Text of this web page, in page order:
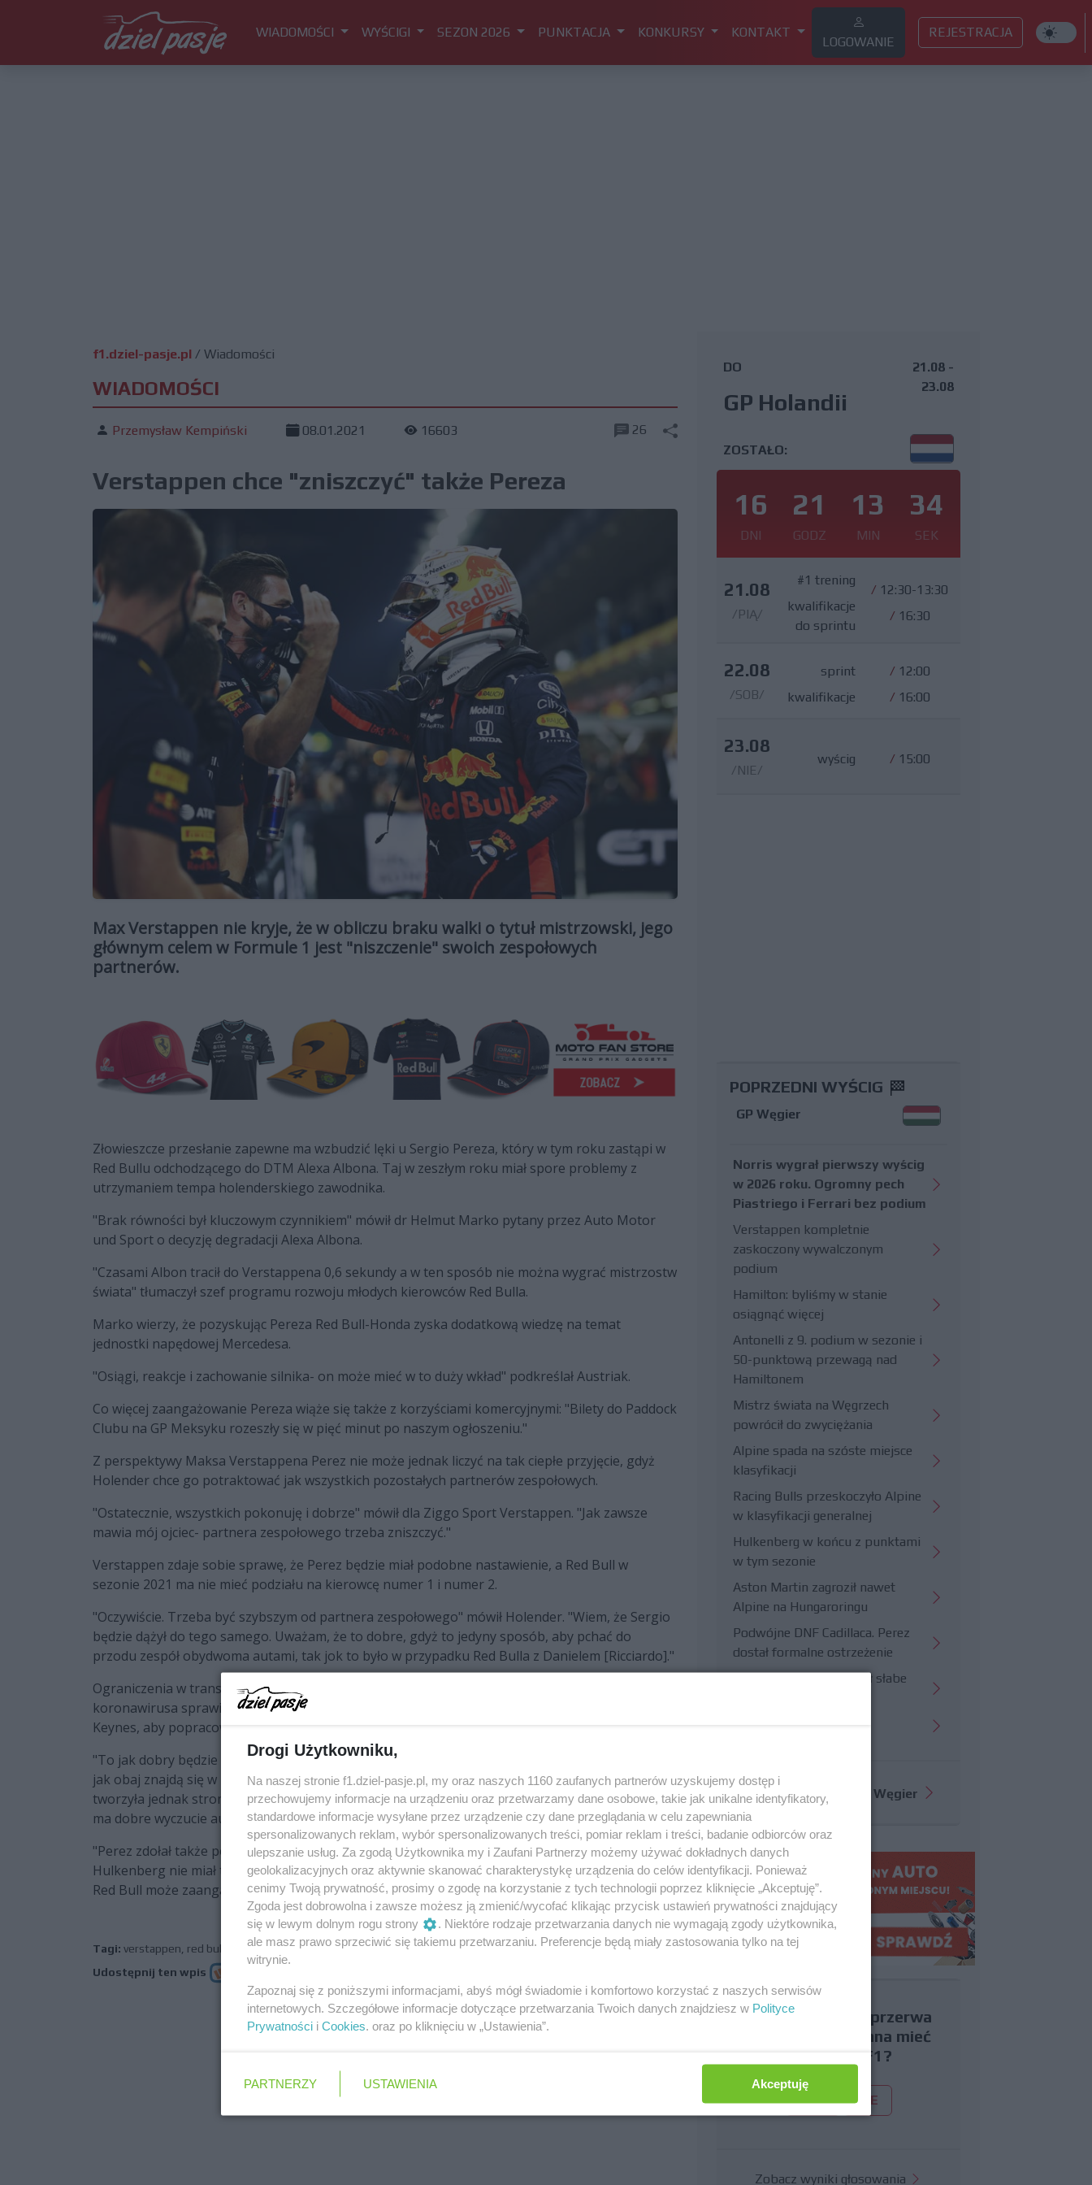
WIADOMOŚCI WYŚCIGI SEZON 2026 PUNKTACJA KONKURSY KONTAKT
LOGOWANIE
REJESTRACJA
f1.dziel-pasje.pl / Wiadomości
WIADOMOŚCI
Przemysław Kempiński 08.01.2021 16603 26
Verstappen chce "zniszczyć" także Pereza
Max Verstappen nie kryje, że w obliczu braku walki o tytuł mistrzowski, jego
głównym celem w Formule 1 jest "niszczenie" swoich zespołowych
partnerów.
Złowieszcze przesłanie zapewne ma wzbudzić lęki u Sergio Pereza, który w tym roku zastąpi w
Red Bullu odchodzącego do DTM Alexa Albona. Taj w zeszłym roku miał spore problemy z
utrzymaniem tempa holenderskiego zawodnika.
"Brak równości był kluczowym czynnikiem" mówił dr Helmut Marko pytany przez Auto Motor
und Sport o decyzję degradacji Alexa Albona.
"Czasami Albon tracił do Verstappena 0,6 sekundy a w ten sposób nie można wygrać mistrzostw
świata" tłumaczył szef programu rozwoju młodych kierowców Red Bulla.
Marko wierzy, że pozyskując Pereza Red Bull-Honda zyska dodatkową wiedzę na temat
jednostki napędowej Mercedesa.
"Osiągi, reakcje i zachowanie silnika- on może mieć w to duży wkład" podkreślał Austriak.
Co więcej zaangażowanie Pereza wiąże się także z korzyściami komercyjnymi: "Bilety do Paddock
Clubu na GP Meksyku rozeszły się w pięć minut po naszym ogłoszeniu."
Z perspektywy Maksa Verstappena Perez nie może jednak liczyć na tak ciepłe przyjęcie, gdyż
Holender chce go potraktować jak wszystkich pozostałych partnerów zespołowych.
"Ostatecznie, wszystkich pokonuję i dobrze" mówił dla Ziggo Sport Verstappen. "Jak zawsze
mawia mój ojciec- partnera zespołowego trzeba zniszczyć."
Verstappen zdaje sobie sprawę, że Perez będzie miał podobne nastawienie, a Red Bull w
sezonie 2021 ma nie mieć podziału na kierowcę numer 1 i numer 2.
"Oczywiście. Trzeba być szybszym od partnera zespołowego" mówił Holender. "Wiem, że Sergio
będzie dążył do tego samego. Uważam, że to dobre, gdyż to jedyny sposób, aby pchać do
przodu zespół obydwoma autami, tak jok to było w przypadku Red Bulla z Danielem [Ricciardo]."
Ograniczenia w transporcie do Wielkiej Brytanii spowodowane przez kolejne uderzenie
koronawirusa sprawiły, że Perez uziemiony jest w Meksyku i nie może udać się do Milton
Keynes, aby popracować na symulatorze Red Bulla.
"To jak dobry będzie nasz duet kierowców w porównaniu do Hamiltona i Bottasa dowiemy się
jak obaj znajdą się w bolidzie" przekonywał Marko. "Krzywa Pereza w drugiej części roku
tworzyła jednak stromy trend wzrostowy. On zawsze potrafi znaleźć dla siebie dobrą pozycję i
ma dobre wyczucie auta podczas wyścigu."
"Perez zdołał także potwierdzić swoją formę na przestrzeni sezonu, podczas gdy Nico
Hulkenberg nie miał takiej możliwości" dodawał odnosząc się do spekulacji, które sugerowały, że
Red Bull może zaangażować Niemca.
Tagi: verstappen red bull perez, 2021
Udostępnij ten wpis
poprzedninastępny
DO
GP Holandii
21.08 -
23.08
ZOSTAŁO:
16
DNI
21
GODZ
13
MIN
33
SEK
21.08
/PIĄ/
#1 trening
kwalifikacje
do sprintu
/ 12:30-13:30
/ 16:30
22.08
/SOB/
sprint
kwalifikacje
/ 12:00
/ 16:00
23.08
/NIE/
wyścig / 15:00
POPRZEDNI WYŚCIG
GP Węgier
Norris wygrał pierwszy wyścig
w 2026 roku. Ogromny pech
Piastriego i Ferrari bez podium
Verstappen kompletnie
zaskoczony wywalczonym
podium
Hamilton: byliśmy w stanie
osiągnąć więcej
Antonelli z 9. podium w sezonie i
50-punktową przewagą nad
Hamiltonem
Mistrz świata na Węgrzech
powrócił do zwyciężania
Alpine spada na szóste miejsce
klasyfikacji
Racing Bulls przeskoczyło Alpine
w klasyfikacji generalnej
Hulkenberg w końcu z punktami
w tym sezonie
Aston Martin zagroził nawet
Alpine na Hungaroringu
Podwójne DNF Cadillaca. Perez
dostał formalne ostrzeżenie
Hungaroring potwierdził słabe
Więcej informacji o GP Węgier
Czy uważasz, że przerwa
wakacyjna powinna mieć
miejsce w F1?
TAK NIE
Zobacz wyniki głosowania
Drogi Użytkowniku,
Na naszej stronie f1.dziel-pasje.pl, my oraz naszych 1160 zaufanych partnerów uzyskujemy dostęp i
przechowujemy informacje na urządzeniu oraz przetwarzamy dane osobowe, takie jak unikalne identyfikatory,
standardowe informacje wysyłane przez urządzenie czy dane przeglądania w celu zapewniania
spersonalizowanych reklam, wybór spersonalizowanych treści, pomiar reklam i treści, badanie odbiorców oraz
ulepszanie usług. Za zgodą Użytkownika my i Zaufani Partnerzy możemy używać dokładnych danych
geolokalizacyjnych oraz aktywnie skanować charakterystykę urządzenia do celów identyfikacji. Ponieważ
cenimy Twoją prywatność, prosimy o zgodę na korzystanie z tych technologii poprzez kliknięcie „Akceptuję”.
Zgoda jest dobrowolna i zawsze możesz ją zmienić/wycofać klikając przycisk ustawień prywatności znajdujący
się w lewym dolnym rogu strony
. Niektóre rodzaje przetwarzania danych nie wymagają zgody użytkownika,
ale masz prawo sprzeciwić się takiemu przetwarzaniu. Preferencje będą miały zastosowania tylko na tej
witrynie.
Zapoznaj się z poniższymi informacjami, abyś mógł świadomie i komfortowo korzystać z naszych serwisów
internetowych. Szczegółowe informacje dotyczące przetwarzania Twoich danych znajdziesz w Polityce
Prywatności i Cookies. oraz po kliknięciu w „Ustawienia”.
PARTNERZY USTAWIENIA Akceptuję